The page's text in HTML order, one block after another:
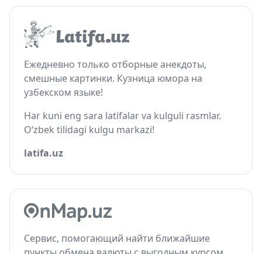
Ежедневно только отборные анекдоты,
смешные картинки. Кузница юмора на
узбекском языке!
Har kuni eng sara latifalar va kulguli rasmlar.
O‘zbek tilidagi kulgu markazi!
latifa.uz
Сервис, помогающий найти ближайшие